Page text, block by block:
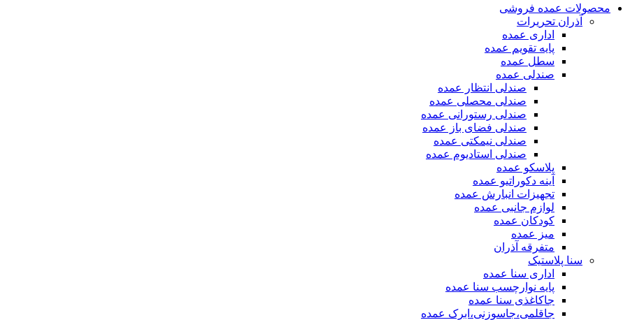
محصولات عمده فروشی
آذران تحریرات
اداری عمده
پایه تقویم عمده
سطل عمده
صندلی عمده
صندلی انتظار عمده
صندلی محصلی عمده
صندلی رستورانی عمده
صندلی فضای باز عمده
صندلی نیمکتی عمده
صندلی استادیوم عمده
پلاسکو عمده
آینه دکوراتیو عمده
تجهیزات انبارش عمده
لوازم جانبی عمده
کودکان عمده
میز عمده
متفرقه آذران
سنا پلاستیک
اداری سنا عمده
پایه نوارچسب سنا عمده
جاکاغذی سنا عمده
جاقلمی،جاسوزنی،ابرک عمده